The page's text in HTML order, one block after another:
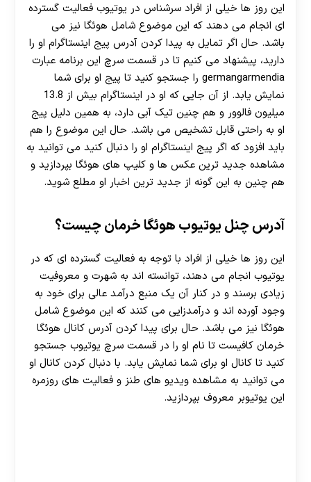
این روز ها خیلی از افراد سرشناس در یوتیوب فعالیت گسترده
ای انجام می دهند که این موضوع شامل هوئگا نیز می
باشد. حال اگر تمایل به پیدا کردن آدرس پیج اینستاگرام او را
دارید، پیشنهاد می‌ کنیم تا در قسمت سرچ این برنامه عبارت
germangarmendia را جستجو کنید تا پیج او برای شما
نمایش یابد. از آن جایی که او در اینستاگرام بیش از 13.8
میلیون فالوور و هم چنین تیک آبی دارد، به همین دلیل پیج
او به راحتی قابل تشخیص می باشد. حال این موضوع را هم
باید افزود که اگر پیج اینستاگرام او را دنبال کنید می توانید به
مشاهده جدید ترین عکس ها و کلیپ های هوئگا بپردازید و
هم چنین به این گونه از جدید ترین اخبار او مطلع شوید.
آدرس چنل یوتیوب هوئگا خرمان چیست؟
این روز ها خیلی از افراد با توجه به فعالیت گسترده ای که در
یوتیوب انجام می‌ دهند، توانسته اند به شهرت و معروفیت
زیادی برسند و در کنار آن یک منبع درآمد عالی برای خود به
وجود آورده اند و درآمدزایی می کنند که این موضوع شامل
هوئگا نیز می باشد. حال برای پیدا کردن آدرس کانال هوئگا
خرمان کافیست تا نام او را در قسمت سرچ یوتیوب جستجو
کنید تا کانال او برای شما نمایش یابد. با دنبال کردن کانال او
می‌ توانید به مشاهده ویدیو های طنز و فعالیت های روزمره
این یوتیوبر معروف بپردازید.